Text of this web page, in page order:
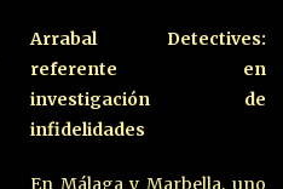
Arrabal Detectives:
referente en
investigación de
infidelidades